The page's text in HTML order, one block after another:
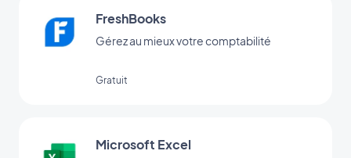
FreshBooks
Gérez au mieux votre comptabilité
Gratuit
Microsoft Excel